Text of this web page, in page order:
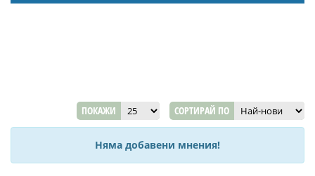
ПОКАЖИ СОРТИРАЙ ПО
Няма добавени мнения!